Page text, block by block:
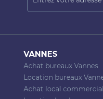
VANNES
Achat bureaux Vannes
Location bureaux
Achat local